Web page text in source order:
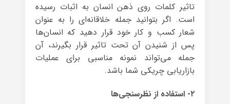
تاثیر کلمات روی ذهن انسان به اثبات رسیده
است. اگر بتوانید جمله خلاقانه‌‌ای را به عنوان
شعار کسب و کار خود قرار دهید که انسان‌ها
پس از شنیدن آن تحت تاثیر قرار بگیرند، آن
جمله می‌تواند نمونه مناسبی برای عملیات
بازاریابی چریکی شما باشد.
۲- استفاده از نظرسنجی‌ها